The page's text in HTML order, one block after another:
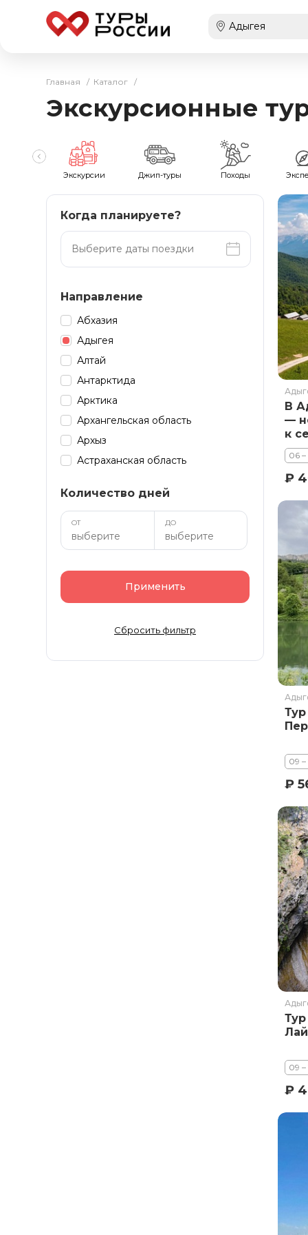
Главная / Каталог /
Экскурсионные
Экскурсии Джип-туры Походы
Когда планируете?
Направление
Абхазия
Адыгея
Алтай
Антарктида
Арктика
Архангельская область
Архыз
Астраханская область
Башкирия
Бурятия
Дагестан
Забайкалье
Зарубеж
Иркутская область
Количество дней
ОТ ДО
Применить
Сбросить фильтр
В
—
к
н
06 –
₽
09 –
₽
09 –
₽